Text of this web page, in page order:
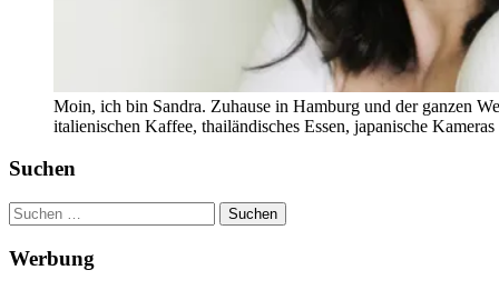
Moin, ich bin Sandra. Zuhause in Hamburg und der ganzen
italienischen Kaffee, thailändisches Essen, japanische
Suchen
Suchen
nach:
Werbung